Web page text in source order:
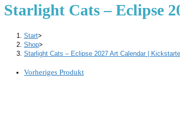
Starlight Cats – Eclipse
Start>
Shop>
Starlight Cats – Eclipse 2027 Art Calendar |
Vorheriges Produkt